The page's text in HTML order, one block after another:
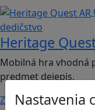
Nastavenia
dedičstvo
Heritage
Mobilná hra vhodná
predmet dejepis.
Zistiť viac